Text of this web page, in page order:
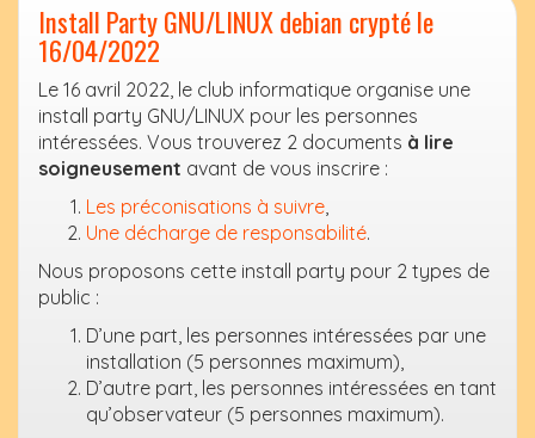
Install Party GNU/LINUX debian crypté le
16/04/2022
Le 16 avril 2022, le club informatique organise une
install party GNU/LINUX pour les personnes
intéressées. Vous trouverez 2 documents à lire
soigneusement avant de vous inscrire :
Les préconisations à suivre
Une décharge de responsabilité.
Nous proposons cette install party pour 2 types de
public :
D’une part, les personnes intéressées par une
installation (5 personnes maximum),
D’autre part, les personnes intéressées en tant
qu’observateur (5 personnes maximum).